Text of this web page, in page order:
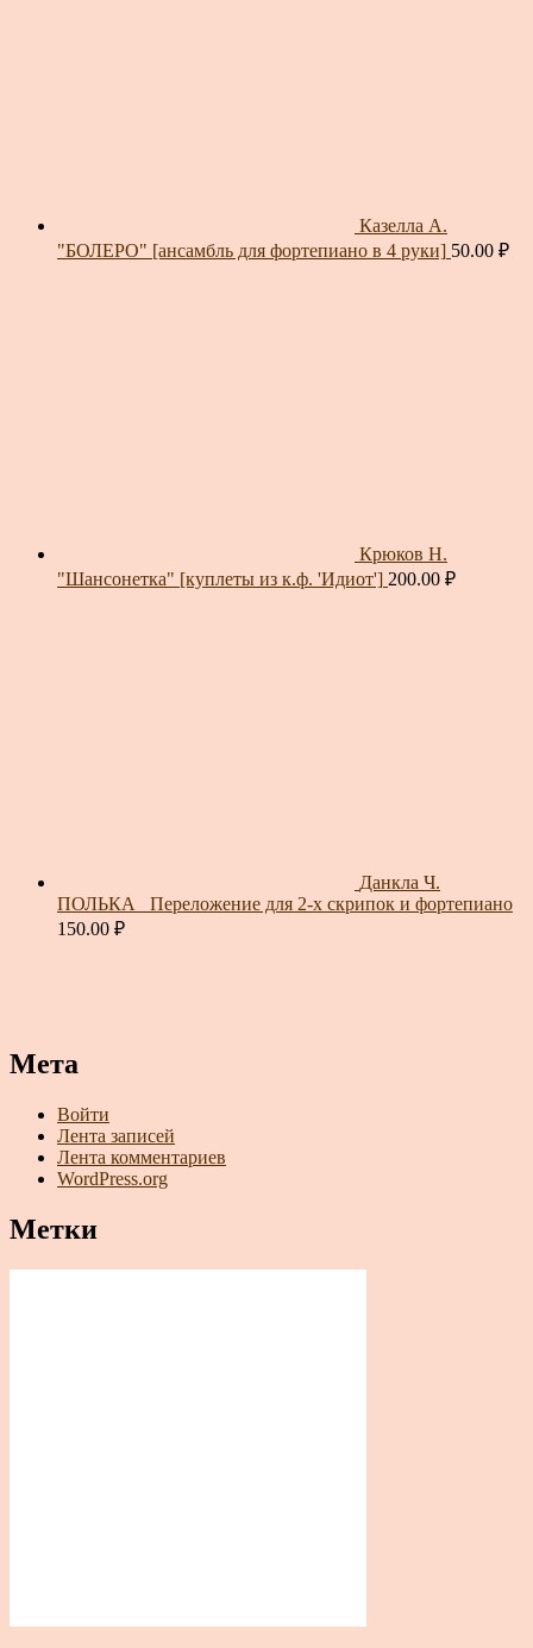
Казелла А.
"БОЛЕРО" [ансамбль для фортепиано в 4 руки] 50.00 ₽
Крюков Н.
"Шансонетка" [куплеты из к.ф. 'Идиот'] 200.00 ₽
Данкла Ч.
ПОЛЬКА_ Переложение для 2-х скрипок и фортепиано
150.00 ₽
Мета
Войти
Лента записей
Лента комментариев
WordPress.org
Метки